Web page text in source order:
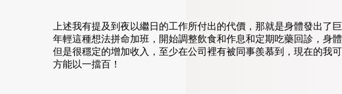
上述我有提及到夜以繼日的工作所付出的代價，那就是身體發出
年輕這種想法拼命加班，開始調整飲食和作息和定期吃藥回診，身
但是很穩定的增加收入，至少在公司裡有被同事羨慕到，現在的我
方能以一擋百！